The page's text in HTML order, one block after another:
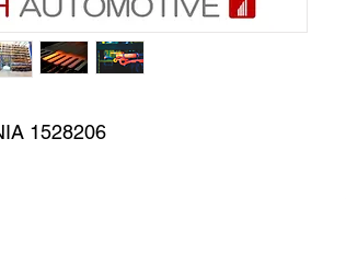
1528206